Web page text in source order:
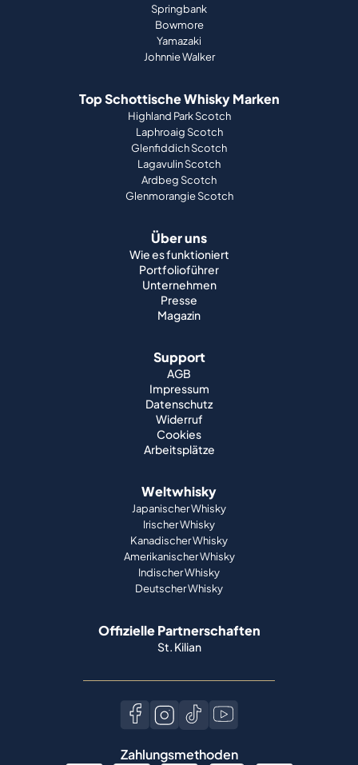
Springbank
Bowmore
Yamazaki
Johnnie Walker
Top Schottische Whisky Marken
Highland Park Scotch
Laphroaig Scotch
Glenfiddich Scotch
Lagavulin Scotch
Ardbeg Scotch
Glenmorangie Scotch
Über uns
Wie es funktioniert
Portfolioführer
Unternehmen
Presse
Magazin
Support
AGB
Impressum
Datenschutz
Widerruf
Cookies
Arbeitsplätze
Weltwhisky
Japanischer Whisky
Irischer Whisky
Kanadischer Whisky
Amerikanischer Whisky
Indischer Whisky
Deutscher Whisky
Offizielle Partnerschaften
St. Kilian
Zahlungsmethoden